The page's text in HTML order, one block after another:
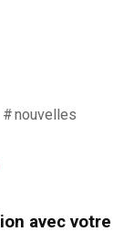
nouvelles
avec votre